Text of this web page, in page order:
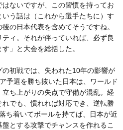
ないですが、この習慣を持ってお
う話は（これから選手たちに）す
の日本代表を含めてそうですね。
ィ。それが伴っていれば、必ず良
」と大会を総括した。
初戦では、失われた10年の影響が
予選を勝ち抜いた日本は、ワールド
ち上がりの失点で守備が混乱。経
でも、慣れれば対応でき、逆転勝
ち着いてボールを持てば、日本が近
とする攻撃でチャンスを作れるこ